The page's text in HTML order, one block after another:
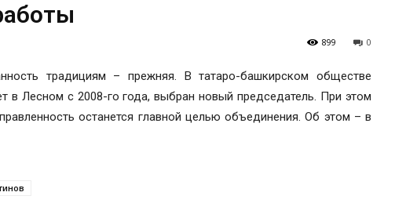
0
899
традициям – прежняя. В татаро-башкирском обществе
в Лесном с 2008-го года, выбран новый председатель. При этом
останется главной целью объединения. Об этом – в